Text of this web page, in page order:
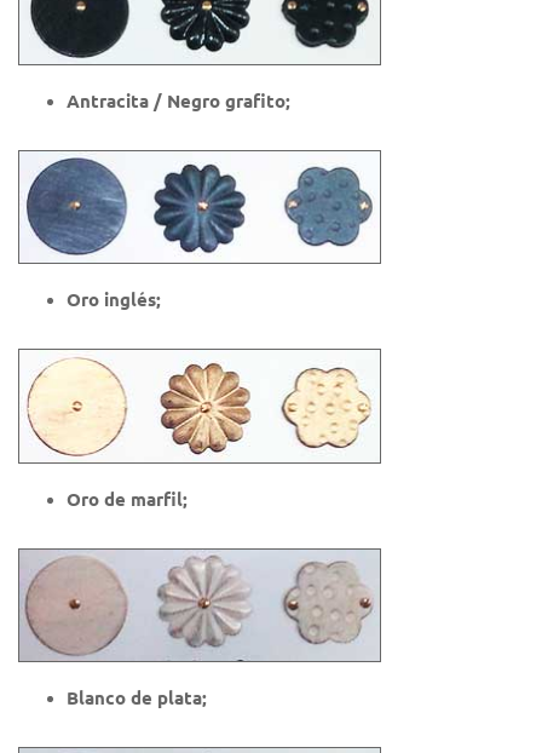
Antracita / Negro grafito;
Oro inglés;
Oro de marfil;
Blanco de plata;